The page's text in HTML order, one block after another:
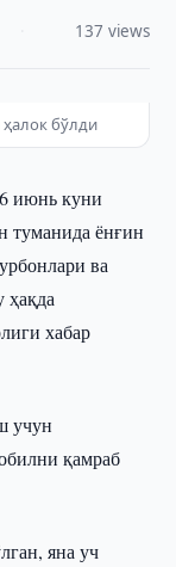
137 views
бўлди
июнь куни
туманида ёнғин
ва
ҳақда
хабар
учун
қамраб
яна уч